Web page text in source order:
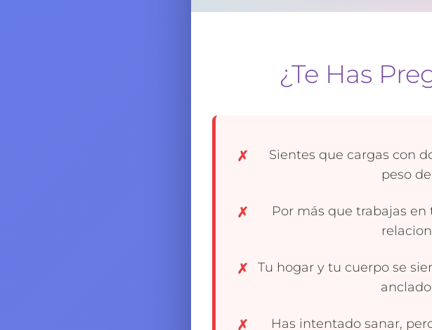
¿Te Has
Sientes que cargas con
peso
Por más que trabajas
Tu hogar y tu cuerpo se
Has intentado sanar,